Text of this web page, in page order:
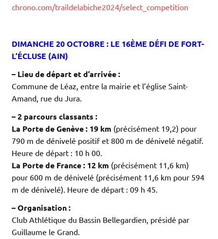
chrono.com/traildelabiche2024/select_competition
DIMANCHE 20 OCTOBRE : LE 16ÈME DÉFI DE FORT-
L’ÉCLUSE (AIN)
– Lieu de départ et d’arrivée :
Commune de Léaz, entre la mairie et l’église Saint-
Amand, rue du Jura.
– 2 parcours classants :
La Porte de Genève : 19 km (précisément 19,2) pour
790 m de dénivelé positif et 800 m de dénivelé négatif.
Heure de départ : 10 h 00.
La Porte de France : 12 km (précisément 11,6 km)
pour 600 m de dénivelé (précisément 11,6 km pour 594
m de dénivelé). Heure de départ : 09 h 45.
– Organisation :
Club Athlétique du Bassin Bellegardien, présidé par
Guillaume le Grand.